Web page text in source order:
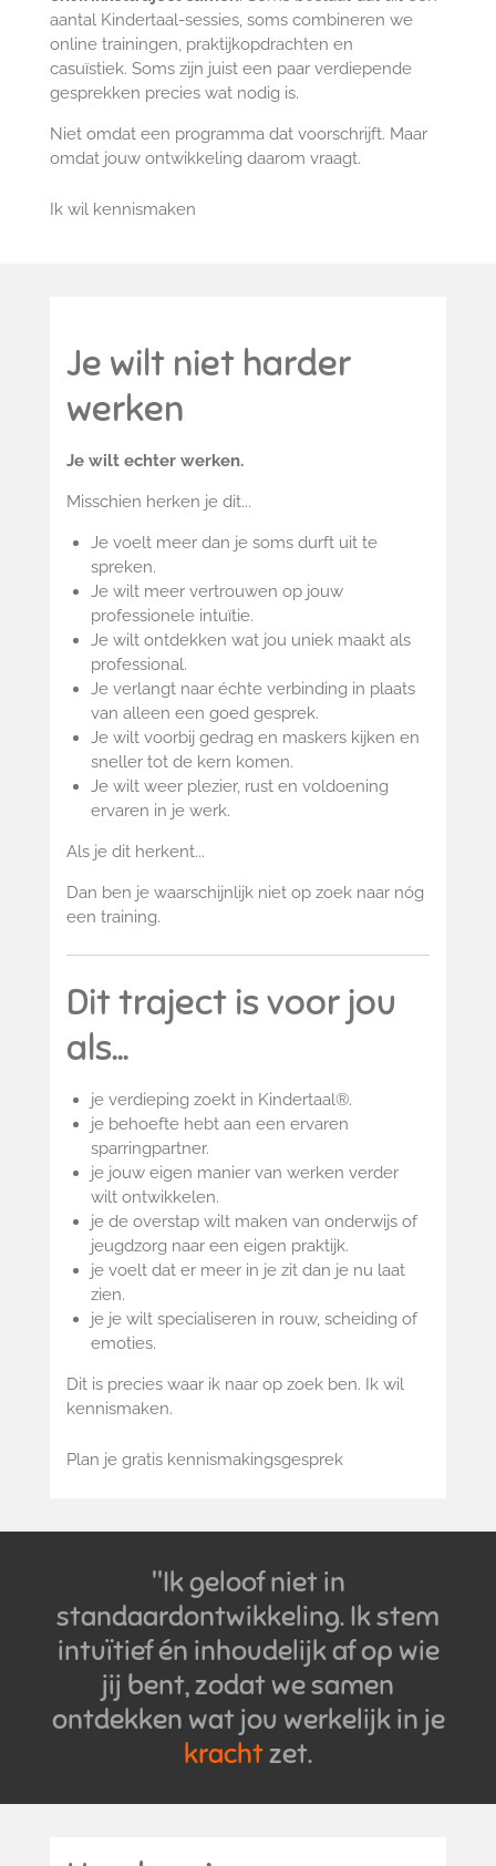
aantal Kindertaal-sessies, soms combineren we
online trainingen, praktijkopdrachten en
casuïstiek. Soms zijn juist een paar verdiepende
gesprekken precies wat nodig is.
Niet omdat een programma dat voorschrijft. Maar
omdat jouw ontwikkeling daarom vraagt.
Ik wil kennismaken
Je wilt niet harder
werken
Je wilt echter werken.
Misschien herken je dit...
Je voelt meer dan je soms durft uit te
spreken.
Je wilt meer vertrouwen op jouw
professionele intuïtie.
Je wilt ontdekken wat jou uniek maakt als
professional.
Je verlangt naar échte verbinding in plaats
van alleen een goed gesprek.
Je wilt voorbij gedrag en maskers kijken en
sneller tot de kern komen.
Je wilt weer plezier, rust en voldoening
ervaren in je werk.
Als je dit herkent...
Dan ben je waarschijnlijk niet op zoek naar nóg
een training.
Dit traject is voor jou
als...
je verdieping zoekt in Kindertaal®.
je behoefte hebt aan een ervaren
sparringpartner.
je jouw eigen manier van werken verder
wilt ontwikkelen.
je de overstap wilt maken van onderwijs of
jeugdzorg naar een eigen praktijk.
je voelt dat er meer in je zit dan je nu laat
zien.
je je wilt specialiseren in rouw, scheiding of
emoties.
Dit is precies waar ik naar op zoek ben. Ik wil
kennismaken.
Plan je gratis kennismakingsgesprek
"Ik geloof niet in
standaardontwikkeling. Ik stem
intuïtief én inhoudelijk af op wie
jij bent, zodat we samen
ontdekken wat jou werkelijk in je
krachtzet.